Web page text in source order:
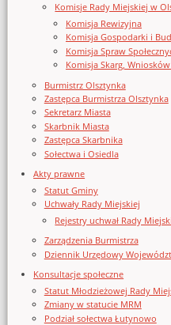
Komisje Rady Miejskiej w
Komisja Rewizyjna
Komisja Gospodarki i
Komisja Spraw
Komisja Skarg,
Burmistrz Olsztynka
Zastępca Burmistrza Olsztynka
Sekretarz Miasta
Skarbnik Miasta
Zastępca Skarbnika
Sołectwa i Osiedla
Akty prawne
Statut Gminy
Uchwały Rady Miejskiej
Rejestry uchwał Rady
Zarządzenia Burmistrza
Dziennik Urzędowy
Konsultacje społeczne
Statut Młodzieżowej Rady
Zmiany w statucie MRM
Podział sołectwa Łutynowo